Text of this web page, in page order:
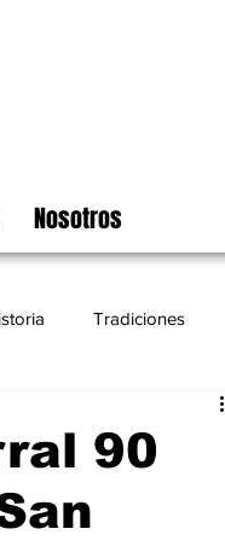
Nosotros
Tradiciones
90